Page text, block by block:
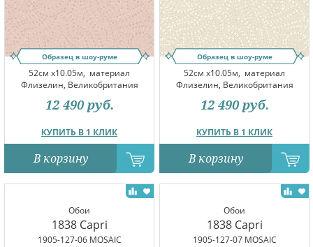
Образец в шоу-руме
52см x10.05м, материал
Флизелин, Великобритания
КУПИТЬ В 1 КЛИК
12 490 руб.
В корзину
Образец в шоу-руме
52см x10.05м, материал
Флизелин, Великобритания
КУПИТЬ В 1 КЛИК
12 490 руб.
В корзину
Обои
1838 Capri
1905-127-06 MOSAIC
Обои
1838 Capri
1905-127-07 MOSAIC